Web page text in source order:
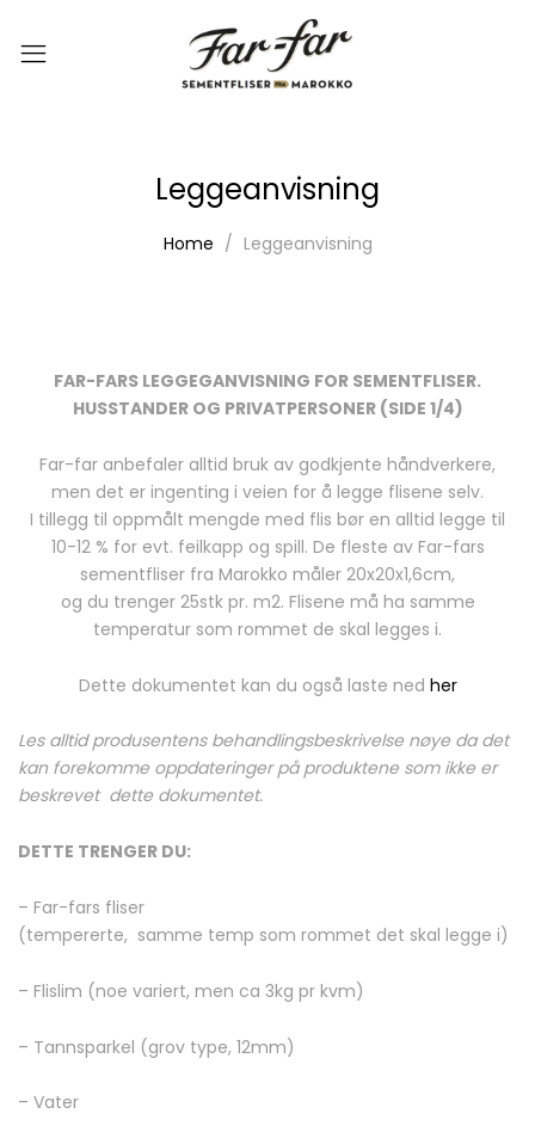
Leggeanvisning
Home Leggeanvisning
FAR-FARS LEGGEGANVISNING FOR SEMENTFLISER.
HUSSTANDER OG PRIVATPERSONER (SIDE 1/4)
Far-far anbefaler alltid bruk av godkjente håndverkere,
men det er ingenting i veien for å legge flisene selv.
I tillegg til oppmålt mengde med flis bør en alltid legge til
10-12 % for evt. feilkapp og spill. De fleste av Far-fars
sementfliser fra Marokko måler 20x20x1,6cm,
og du trenger 25stk pr. m2. Flisene må ha samme
temperatur som rommet de skal legges i.
Dette dokumentet kan du også laste ned her
Les alltid produsentens behandlingsbeskrivelse nøye da det
kan forekomme oppdateringer på produktene som ikke er
beskrevet dette dokumentet.
DETTE TRENGER DU:
– Far-fars fliser
(tempererte, samme temp som rommet det skal legge i)
– Flislim (noe variert, men ca 3kg pr kvm)
– Tannsparkel (grov type, 12mm)
– Vater